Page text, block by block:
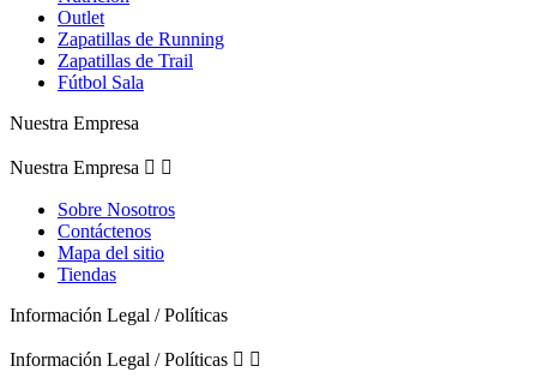
Outlet
Zapatillas de Running
Zapatillas de Trail
Fútbol Sala
Nuestra Empresa
Nuestra Empresa  
Sobre Nosotros
Contáctenos
Mapa del sitio
Tiendas
Información Legal / Políticas
Información Legal / Políticas  